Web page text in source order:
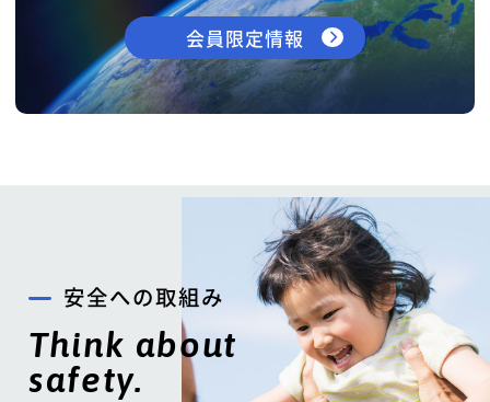
会員限定情報
安全への取組み
Think about
safety.